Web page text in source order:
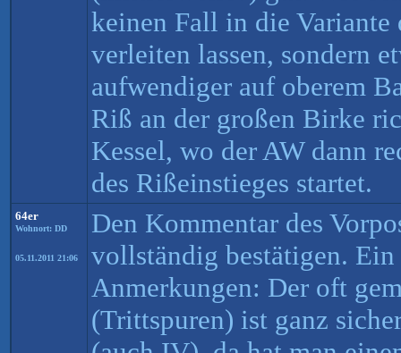
keinen Fall in die Variante
verleiten lassen, sondern
aufwendiger auf oberem
Riß an der großen Birke
Kessel, wo der AW dann
des Rißeinstieges startet.
64er
Wohnort: DD
05.11.2011 21:06
Den Kommentar des
vollständig bestätigen. Ein
Anmerkungen: Der oft
(Trittspuren) ist ganz